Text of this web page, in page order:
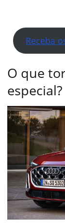
Receba
O que
especial?